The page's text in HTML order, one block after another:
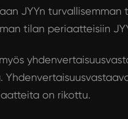
JYYn
tilan periaatteisiin
on rikottu.